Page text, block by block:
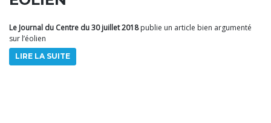
Le Journal du Centre du 30 juillet 2018publie un article bien argumenté
sur l’éolien
LIRE LA SUITE